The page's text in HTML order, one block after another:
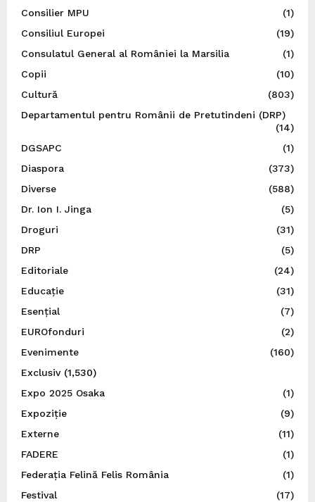
Consilier MPU
(1)
Consiliul Europei
(19)
Consulatul General al României la Marsilia
(1)
Copii
(10)
Cultură
(803)
Departamentul pentru Românii de Pretutindeni (DRP)
(14)
DGSAPC
(1)
Diaspora
(373)
Diverse
(588)
Dr. Ion I. Jinga
(5)
Droguri
(31)
DRP
(5)
Editoriale
(24)
Educație
(31)
Esențial
(7)
EUROfonduri
(2)
Evenimente
(160)
Exclusiv(1,530)
Expo 2025 Osaka
(1)
Expoziție
(9)
Externe
(11)
FADERE
(1)
Federația Felină Felis România
(1)
Festival
(17)